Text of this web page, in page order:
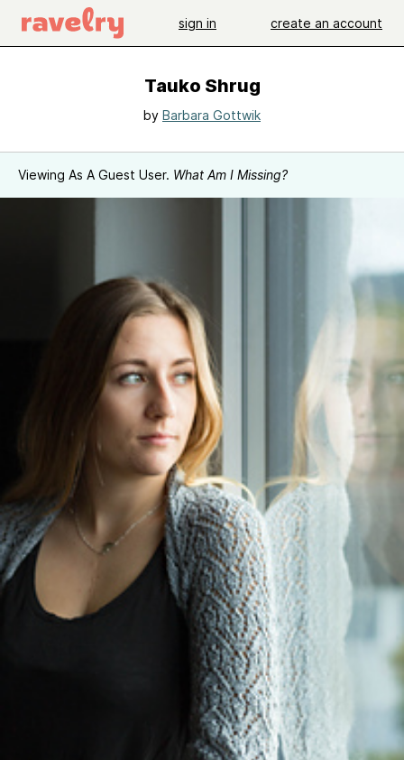
sign in create an account
Tauko Shrug
by Barbara Gottwik
Viewing As A Guest User. What Am I Missing?